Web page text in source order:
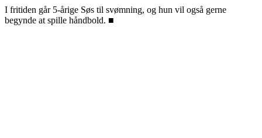
I fritiden går 5-årige Søs til svømning, og hun vil også gerne
begynde at spille håndbold. ■